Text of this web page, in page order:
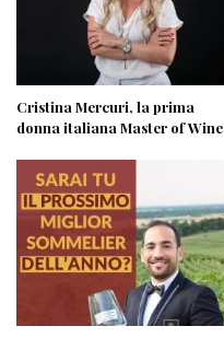
Cristina Mercuri, la prima
donna italiana Master of Wine